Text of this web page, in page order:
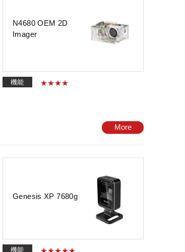
N4680 OEM 2D
Imager
機能
Genesis XP 7680g
機能
More